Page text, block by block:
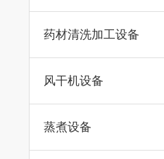
药材清洗加工设备
风干机设备
蒸煮设备